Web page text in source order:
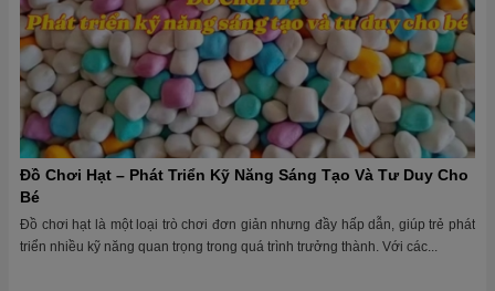
Đồ Chơi Hạt – Phát Triển Kỹ Năng Sáng Tạo Và Tư Duy Cho
Bé
Đồ chơi hạt là một loại trò chơi đơn giản nhưng đầy hấp dẫn, giúp trẻ phát
triển nhiều kỹ năng quan trọng trong quá trình trưởng thành. Với các...